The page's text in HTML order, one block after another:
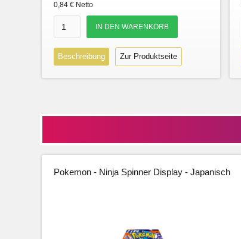
0,84 € Netto
Beschreibung Zur Produktseite
Pokemon - Ninja Spinner Display - Japanisch